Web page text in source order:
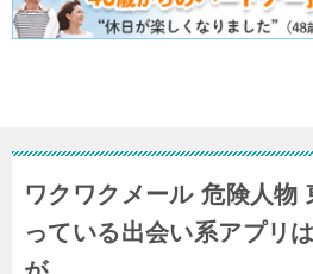
ワクワクメール 危険人物
っている出会い系アプリ